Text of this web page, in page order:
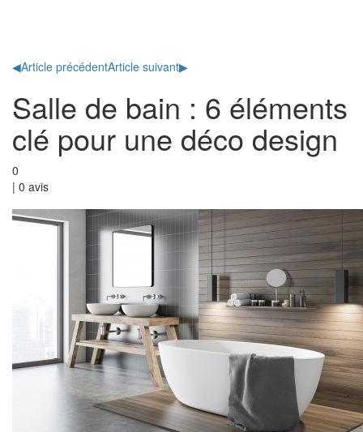
◀Article précédentArticle suivant▶
Salle de bain : 6 éléments
clé pour une déco design
0
| 0 avis